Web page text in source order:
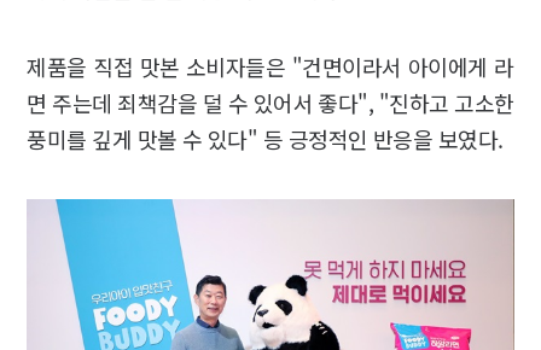
제품을 직접 맛본 소비자들은 "건면이라서 아이에게 라
면 주는데 죄책감을 덜 수 있어서 좋다", "진하고 고소한
풍미를 깊게 맛볼 수 있다" 등 긍정적인 반응을 보였다.